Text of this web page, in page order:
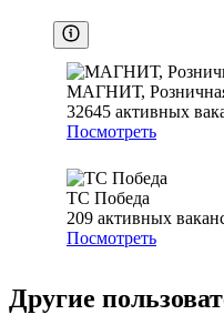
МАГНИТ,
32645 активных
Посмотреть
ТС Победа
209 активных
Посмотреть
Другие